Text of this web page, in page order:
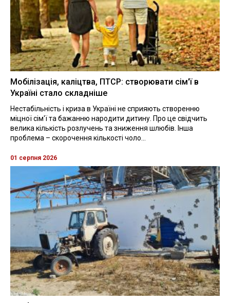
Мобілізація, каліцтва, ПТСР: створювати сім'ї в
Україні стало складніше
Нестабільність і криза в Україні не сприяють створенню
міцної сім'ї та бажанню народити дитину. Про це свідчить
велика кількість розлучень та зниження шлюбів. Інша
проблема – скорочення кількості чоло...
01 серпня 2026